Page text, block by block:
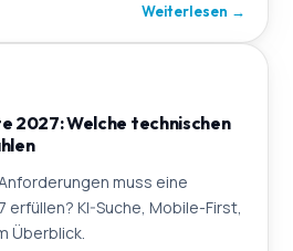
Weiterlesen →
2027: Welche technischen
muss eine
erfüllen? KI-Suche, Mobile-First,
Überblick.